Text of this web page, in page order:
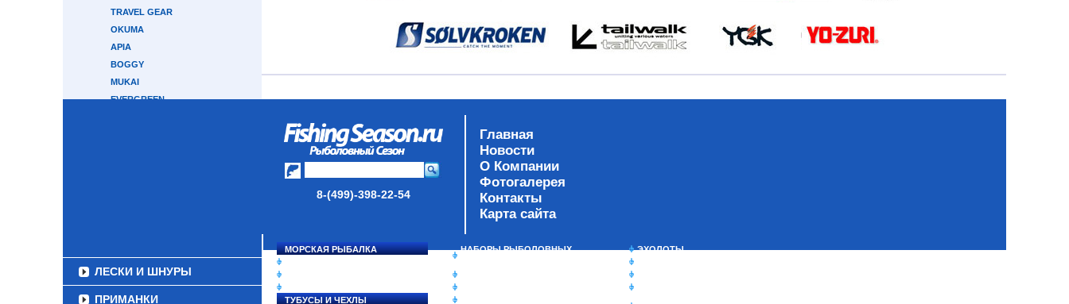
TRAVEL GEAR
OKUMA
APIA
BOGGY
MUKAI
EVERGREEN
ЛЕСКИ И ШНУРЫ
ПРИМАНКИ
8-(499)-398-22-54
Главная
Новости
О Компании
Фотогалерея
Контакты
Карта сайта
МОРСКАЯ РЫБАЛКА
ТУБУСЫ И ЧЕХЛЫ
НАБОРЫ РЫБОЛОВНЫХ
ЭХОЛОТЫ